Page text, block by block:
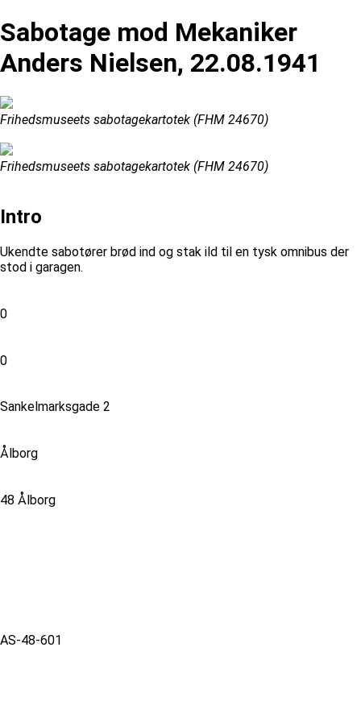
Sabotage mod Mekaniker
Anders Nielsen, 22.08.1941
Frihedsmuseets sabotagekartotek (FHM 24670)
Frihedsmuseets sabotagekartotek (FHM 24670)
Intro
Ukendte sabotører brød ind og stak ild til en tysk omnibus der
stod i garagen.
0
0
Sankelmarksgade 2
Ålborg
48 Ålborg
AS-48-601